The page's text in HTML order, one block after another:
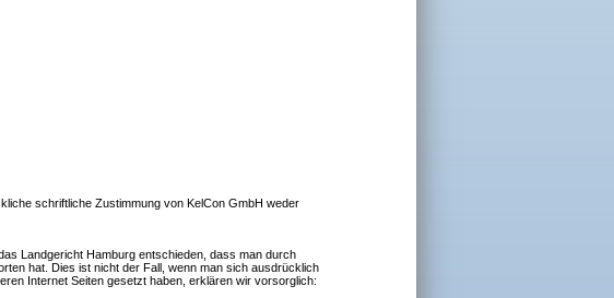
schriftliche Zustimmung von KelCon GmbH weder
Landgericht Hamburg entschieden, dass man durch
hat. Dies ist nicht der Fall, wenn man sich ausdrücklich
Internet Seiten gesetzt haben, erklären wir vorsorglich: